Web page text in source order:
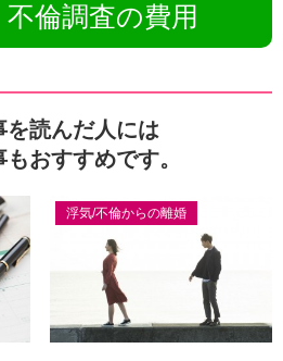
倫調査の費用
を読んだ人には
おすすめです。
浮気/不倫からの離婚